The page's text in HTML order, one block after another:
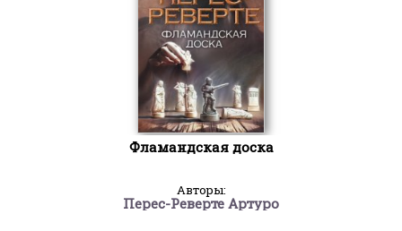
Фламандская доска
Авторы:
Перес-Реверте Артуро